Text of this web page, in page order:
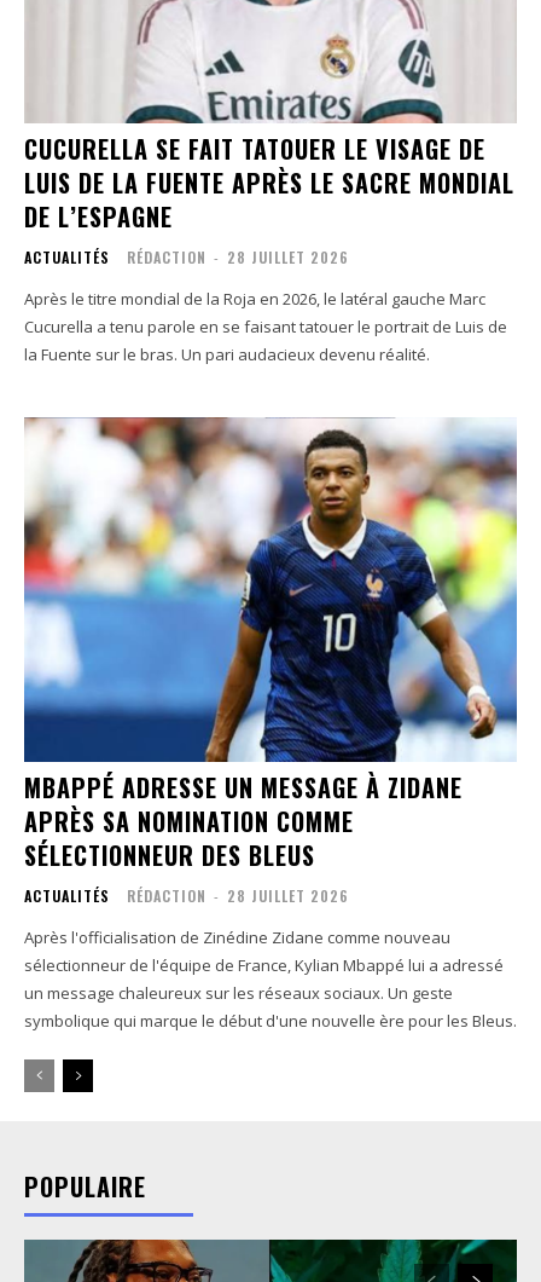
CUCURELLA SE FAIT TATOUER LE VISAGE DE
LUIS DE LA FUENTE APRÈS LE SACRE MONDIAL
DE L’ESPAGNE
ACTUALITÉS RÉDACTION - 28 JUILLET 2026
Après le titre mondial de la Roja en 2026, le latéral gauche Marc
Cucurella a tenu parole en se faisant tatouer le portrait de Luis de
la Fuente sur le bras. Un pari audacieux devenu réalité.
MBAPPÉ ADRESSE UN MESSAGE À ZIDANE
APRÈS SA NOMINATION COMME
SÉLECTIONNEUR DES BLEUS
ACTUALITÉS RÉDACTION - 28 JUILLET 2026
Après l'officialisation de Zinédine Zidane comme nouveau
sélectionneur de l'équipe de France, Kylian Mbappé lui a adressé
un message chaleureux sur les réseaux sociaux. Un geste
symbolique qui marque le début d'une nouvelle ère pour les Bleus.
POPULAIRE